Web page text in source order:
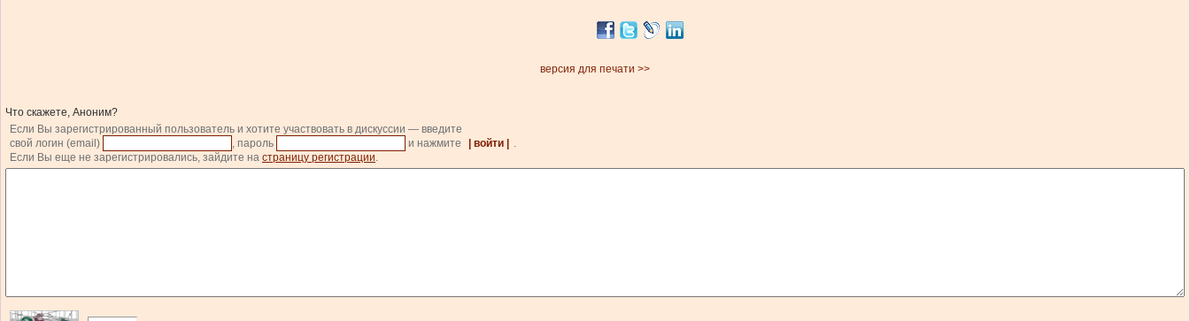
версия для печати >>
Что скажете, Аноним?
Если Вы зарегистрированный пользователь и хотите участвовать в дискуссии — введите
свой логин (email)
, пароль и нажмите | войти |
.
Если Вы еще не зарегистрировались, зайдите на страницу регистрации.